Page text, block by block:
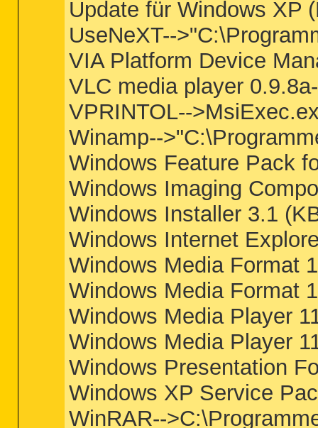
Update für Windows XP
UseNeXT--
VIA Platform Device
VLC media player
VPRINTOL--
Winamp--
Windows Feature Pack
Windows Imaging
Windows Installer 3.1
Windows Internet
Windows Media Format
Windows Media Format
Windows Media Player
Windows Media Player
Windows Presentation
Windows XP Service
WinRAR--